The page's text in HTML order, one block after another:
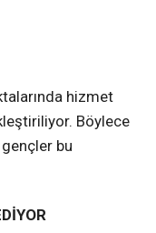
hizmet
Böylece
bu